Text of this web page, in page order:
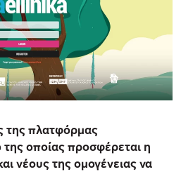
της πλατφόρμας
οποίας προσφέρεται η
νέους της ομογένειας να